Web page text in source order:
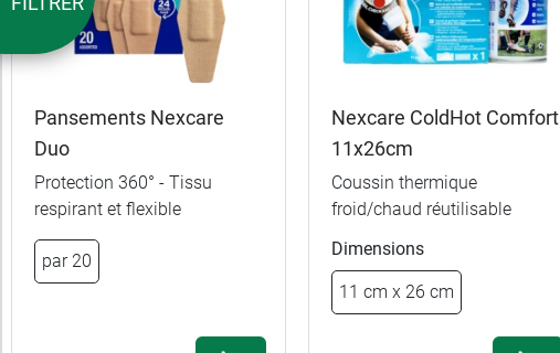
Pansements Nexcare
Duo
Protection 360° - Tissu
respirant et flexible
par 20
Nexcare ColdHot Comfort
11x26cm
Coussin thermique
froid/chaud réutilisable
Dimensions
11 cm x 26 cm